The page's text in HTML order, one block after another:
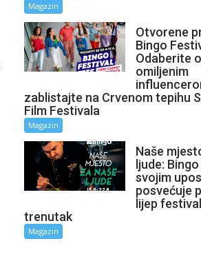
Magazin
Otvorene
Bingo
Odaberite
omiljenim
zablistajte na Crvenom tepihu
Film Festivala
Magazin
Naše
ljude:
svojim
posvećuje
lijep
trenutak
Magazin